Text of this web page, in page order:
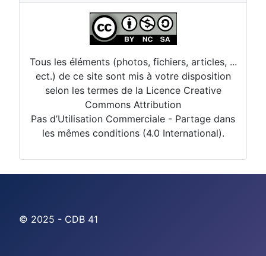
Tous les éléments (photos, fichiers, articles, ...
ect.) de ce site sont mis à votre disposition
selon les termes de la Licence Creative
Commons Attribution
Pas d’Utilisation Commerciale - Partage dans
les mêmes conditions (4.0 International).
© 2025 - CDB 41